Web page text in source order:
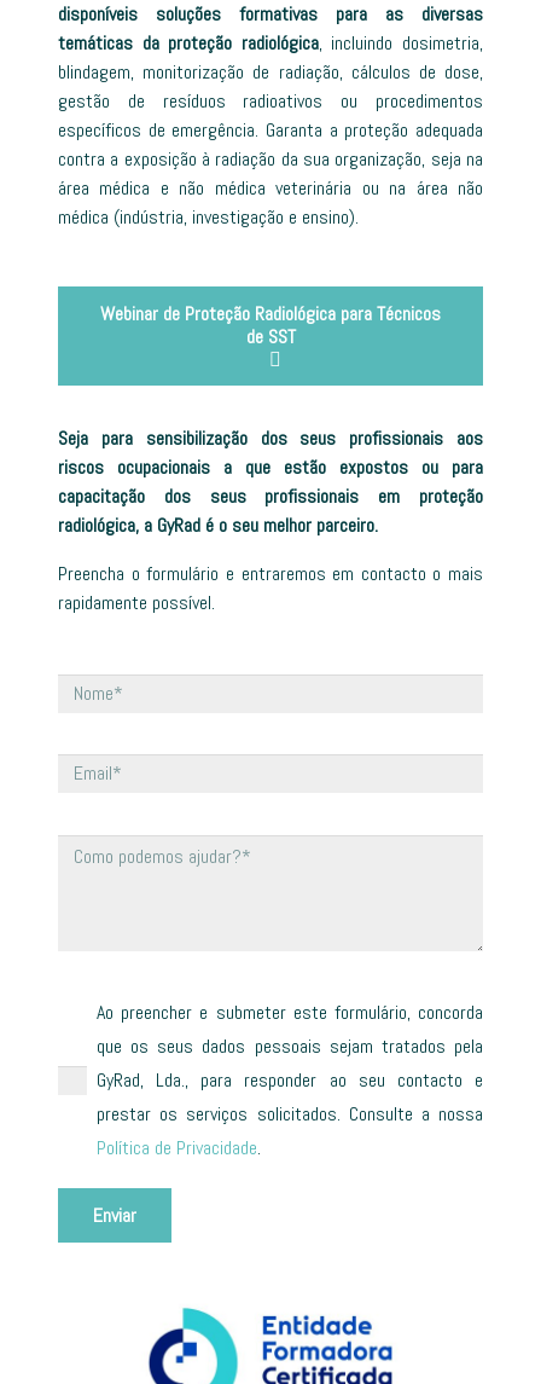
disponíveis soluções formativas
para as diversas
temáticas da proteção radiológica, incluindo dosimetria,
blindagem, monitorização de radiação, cálculos de dose,
gestão de resíduos radioativos ou procedimentos
específicos de emergência. Garanta a proteção adequada
contra a exposição à radiação da sua organização, seja na
área médica e não médica veterinária ou na área não
médica (indústria, investigação e ensino).
Webinar de Proteção Radiológica para Técnicos
de SST
Seja para sensibilização dos seus profissionais aos
riscos ocupacionais a que estão expostos ou para
capacitação dos seus profissionais em proteção
radiológica, a GyRad é o seu melhor parceiro.
Preencha o formulário e entraremos em contacto o mais
rapidamente possível.
Ao preencher e submeter este formulário, concorda
que os seus dados pessoais sejam tratados pela
GyRad, Lda., para responder ao seu contacto e
prestar os serviços solicitados. Consulte a nossa
Política de Privacidade.